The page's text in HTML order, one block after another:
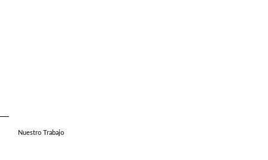
Nuestro Trabajo